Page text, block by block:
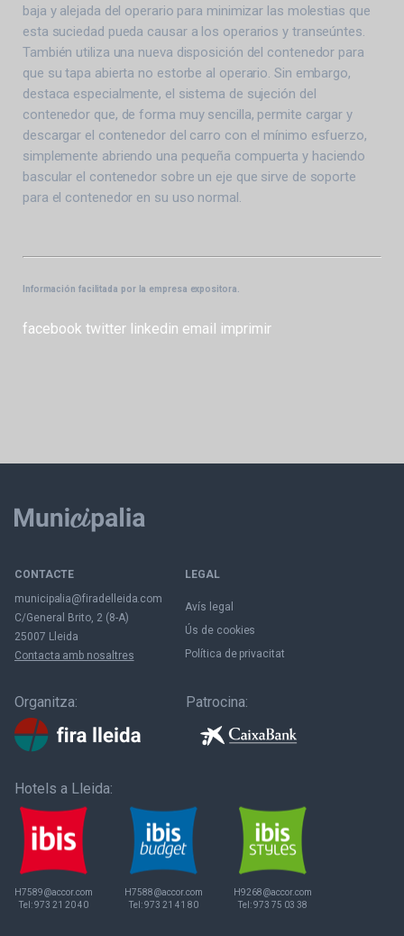
baja y alejada del operario para minimizar las molestias que
esta suciedad pueda causar a los operarios y transeúntes.
También utiliza una nueva disposición del contenedor para
que su tapa abierta no estorbe al operario. Sin embargo,
destaca especialmente, el sistema de sujeción del
contenedor que, de forma muy sencilla, permite cargar y
descargar el contenedor del carro con el mínimo esfuerzo,
simplemente abriendo una pequeña compuerta y haciendo
bascular el contenedor sobre un eje que sirve de soporte
para el contenedor en su uso normal.
Información facilitada por la empresa expositora.
facebook twitter linkedin email imprimir
CONTACTE
municipalia@firadelleida.com
C/General Brito, 2 (8-A)
25007 Lleida
Contacta amb nosaltres
LEGAL
Avís legal
Ús de cookies
Política de privacitat
Organitza: Patrocina:
Hotels a Lleida:
H7589@accor.com
Tel:973 21 20 40
H7588@accor.com
Tel:973 21 41 80
H9268@accor.com
Tel:973 75 03 38